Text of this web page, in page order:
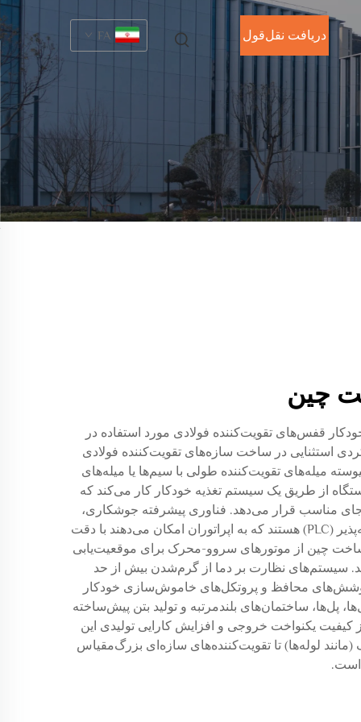
دریافت نقل‌قول FA
چین
قفس‌های تقویت‌کننده فولادی مورد استفاده در
استثنایی در ساخت سازه‌های تقویت‌کننده فولادی
میله‌های تقویت‌کننده طولی با سیم‌ها یا میله‌های
از طریق یک سیستم تغذیه خودکار کار می‌کند که
مناسب قرار می‌دهد. فناوری پیشرفته جوشکاری،
کیفیت یکنواخت اتصالات را در تمام مراحل تولید تضمین می‌کند. ویژگی‌های فناوری کلیدی شامل کنترل‌کننده‌های منطقی برنامه‌پذیر (PLC) هستند که به اپراتوران امکان می‌دهند با دقت
ساخت چین از موتورهای سروو-محرک برای موقعیت‌یابی
سیستم‌های نظارت بر دما از گرم‌شدن بیش از حد
محافظ و پروتکل‌های خاموش‌سازی خودکار
ساختمان‌های بلندمرتبه و تولید بتن پیش‌ساخته
یکنواخت خروجی و افزایش کارایی تولیدی این
لوله‌ها) تا تقویت‌کننده‌های سازه‌ای بزرگ‌مقیاس
است.